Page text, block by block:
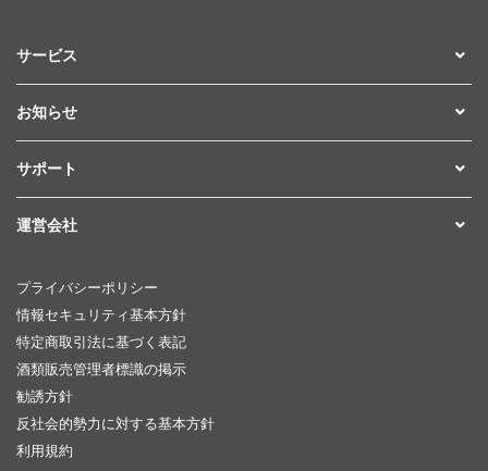
サービス
お知らせ
サポート
運営会社
プライバシーポリシー
情報セキュリティ基本方針
特定商取引法に基づく表記
酒類販売管理者標識の掲示
勧誘方針
反社会的勢力に対する基本方針
利用規約